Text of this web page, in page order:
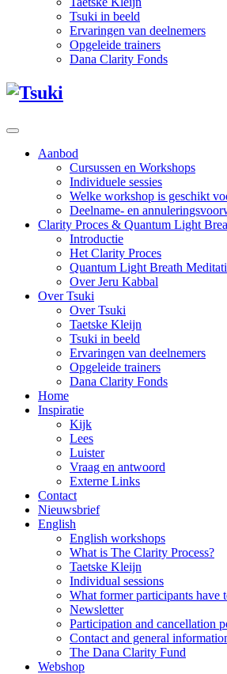
Tsuki in beeld
Ervaringen van deelnemers
Opgeleide trainers
Dana Clarity Fonds
Aanbod
Cursussen en Workshops
Individuele sessies
Welke workshop is geschikt
Deelname- en
Clarity Proces & Quantum Light
Introductie
Het Clarity Proces
Quantum Light Breath
Over Jeru Kabbal
Over Tsuki
Over Tsuki
Taetske Kleijn
Tsuki in beeld
Ervaringen van deelnemers
Opgeleide trainers
Dana Clarity Fonds
Home
Inspiratie
Kijk
Lees
Luister
Vraag en antwoord
Externe Links
Contact
Nieuwsbrief
English
English workshops
What is The Clarity Process?
Taetske Kleijn
Individual sessions
What former participants have
Newsletter
Participation and cancellation
Contact and general
The Dana Clarity Fund
Webshop